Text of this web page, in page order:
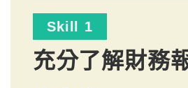
Skill 1
充分了解財務